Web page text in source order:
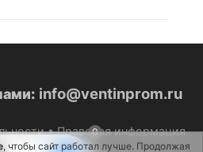
0
info@ventinprom.ru
•Правовая информация
, чтобы сайт работал лучше. Продолжая